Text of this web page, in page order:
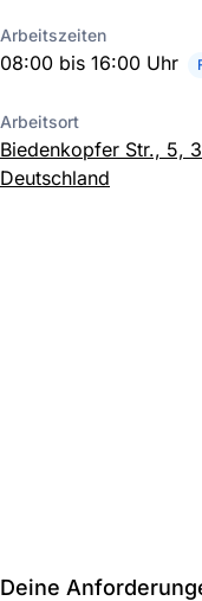
Arbeitszeiten
08:00 bis 16:00 Uhr
Arbeitsort
Biedenkopfer Str., 5,
Deutschland
Deine